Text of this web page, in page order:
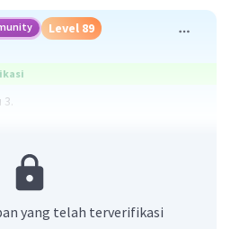
Level 89
3.
yang telah terverifikasi